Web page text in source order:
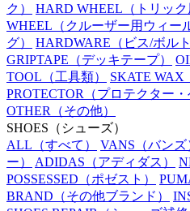
ク）
HARD WHEEL （トリッ
WHEEL （クルーザー用ウィー
グ）
HARDWARE （ビス/ボルト
GRIPTAPE （デッキテープ）
TOOL （工具類） SKATE WAX
PROTECTOR （プロテクター
OTHER （その他）
SHOES （シューズ）
ALL （すべて） VANS （バンズ
ー）
ADIDAS （アディダス）
POSSESSED （ポゼスト）
BRAND （その他ブランド）